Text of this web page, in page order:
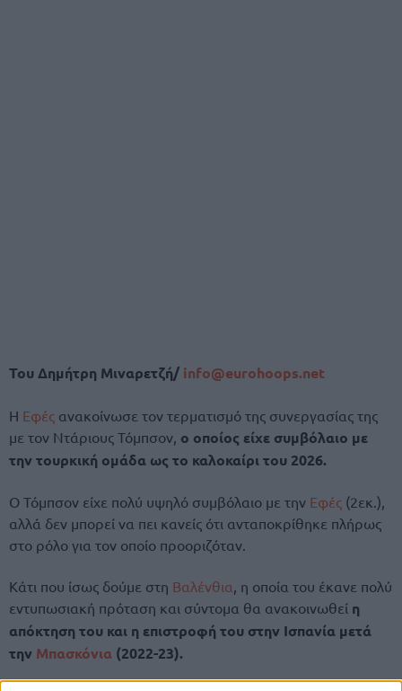
Του Δημήτρη Μιναρετζή/ info@eurohoops.net
Η Εφές ανακοίνωσε τον τερματισμό της συνεργασίας της
με τον Ντάριους Τόμπσον, ο οποίος είχε συμβόλαιο με
την τουρκική ομάδα ως το καλοκαίρι του 2026.
Ο Τόμπσον είχε πολύ υψηλό συμβόλαιο με την Εφές (2εκ.),
αλλά δεν μπορεί να πει κανείς ότι ανταποκρίθηκε πλήρως
στο ρόλο για τον οποίο προοριζόταν.
Κάτι που ίσως δούμε στη Βαλένθια, η οποία του έκανε πολύ
εντυπωσιακή πρόταση και σύντομα θα ανακοινωθεί η
απόκτηση του και η επιστροφή του στην Ισπανία μετά
την Μπασκόνια (2022-23).